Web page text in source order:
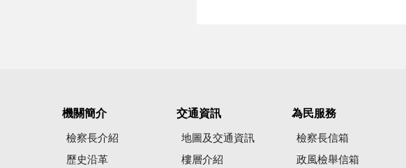
機關簡介
檢察長介紹
歷史沿革
交通資訊
地圖及交通資訊
樓層介紹
為民服務
檢察長信箱
政風檢舉信箱